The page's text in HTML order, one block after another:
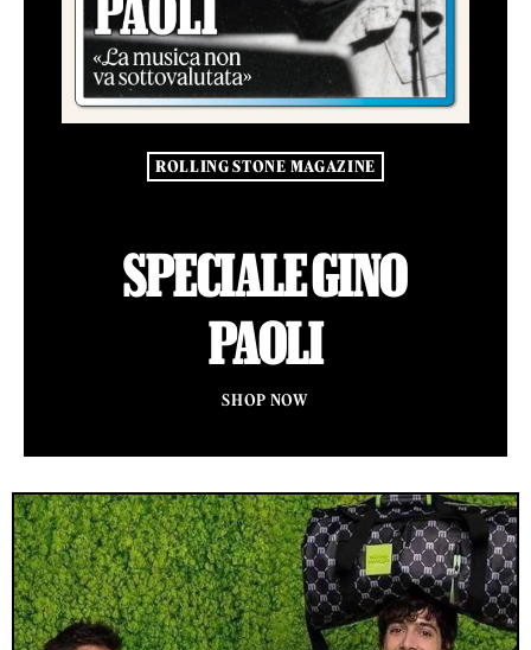
ROLLING STONE MAGAZINE
SPECIALE GINO
PAOLI
SHOP NOW